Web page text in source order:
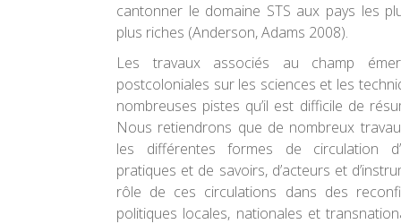
cantonner le domaine STS aux pays les
plus riches (Anderson, Adams 2008).
Les travaux associés au champ
postcoloniales sur les sciences et les
nombreuses pistes qu’il est difficile de
Nous retiendrons que de nombreux
les différentes formes de circulation
pratiques et de savoirs, d’acteurs et
rôle de ces circulations dans des
politiques locales, nationales et